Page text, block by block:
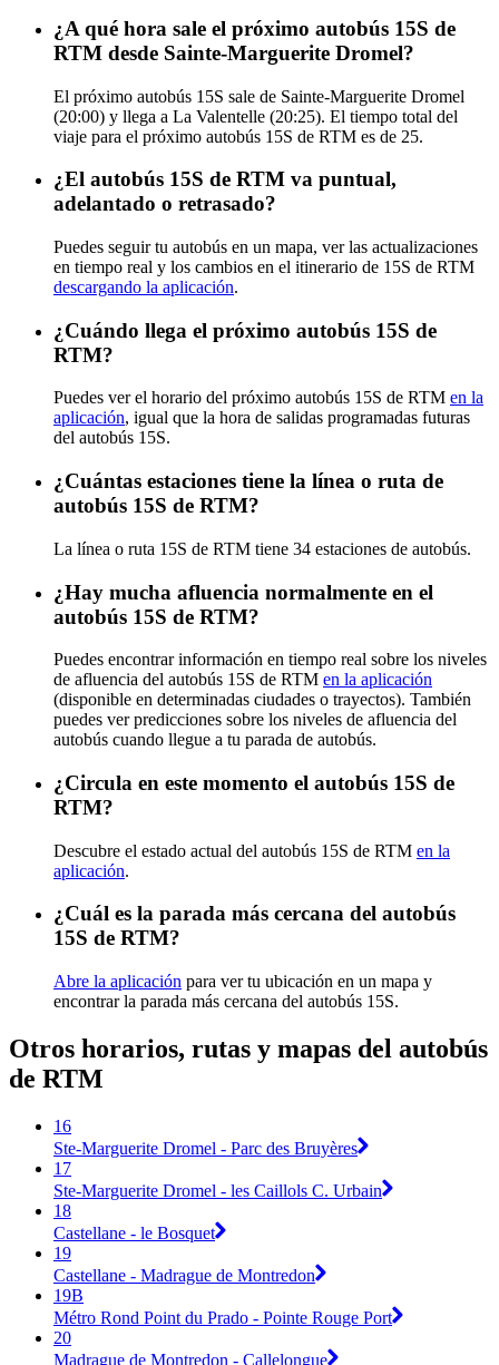
¿A qué hora sale el próximo autobús 15S de
RTM desde Sainte-Marguerite Dromel?
El próximo autobús 15S sale de Sainte-Marguerite Dromel
(20:00) y llega a La Valentelle (20:25). El tiempo total del
viaje para el próximo autobús 15S de RTM es de 25.
¿El autobús 15S de RTM va puntual,
adelantado o retrasado?
Puedes seguir tu autobús en un mapa, ver las actualizaciones
en tiempo real y los cambios en el itinerario de 15S de RTM
descargando la aplicación.
¿Cuándo llega el próximo autobús 15S de
RTM?
Puedes ver el horario del próximo autobús 15S de RTM en la
aplicación, igual que la hora de salidas programadas futuras
del autobús 15S.
¿Cuántas estaciones tiene la línea o ruta de
autobús 15S de RTM?
La línea o ruta 15S de RTM tiene 34 estaciones de autobús.
¿Hay mucha afluencia normalmente en el
autobús 15S de RTM?
Puedes encontrar información en tiempo real sobre los niveles
de afluencia del autobús 15S de RTM en la aplicación
(disponible en determinadas ciudades o trayectos). También
puedes ver predicciones sobre los niveles de afluencia del
autobús cuando llegue a tu parada de autobús.
¿Circula en este momento el autobús 15S de
RTM?
Descubre el estado actual del autobús 15S de RTM en la
aplicación.
¿Cuál es la parada más cercana del autobús
15S de RTM?
Abre la aplicación para ver tu ubicación en un mapa y
encontrar la parada más cercana del autobús 15S.
Otros horarios, rutas y mapas del autobús
de RTM
16
Ste-Marguerite Dromel - Parc des Bruyères
17
Ste-Marguerite Dromel - les Caillols C. Urbain
18
Castellane - le Bosquet
19
Castellane - Madrague de Montredon
19B
Métro Rond Point du Prado - Pointe Rouge Port
20
Madrague de Montredon - Callelongue